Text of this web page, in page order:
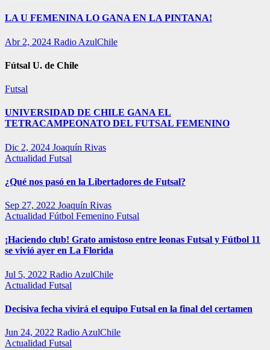
LA U FEMENINA LO GANA EN LA PINTANA!
Abr 2, 2024 Radio AzulChile
Fútsal U. de Chile
Futsal
UNIVERSIDAD DE CHILE GANA EL
TETRACAMPEONATO DEL FUTSAL FEMENINO
Dic 2, 2024 Joaquín Rivas
Actualidad Futsal
¿Qué nos pasó en la Libertadores de Futsal?
Sep 27, 2022 Joaquín Rivas
Actualidad Fútbol Femenino Futsal
¡Haciendo club! Grato amistoso entre leonas Futsal y Fútbol 11
se vivió ayer en La Florida
Jul 5, 2022 Radio AzulChile
Actualidad Futsal
Decisiva fecha vivirá el equipo Futsal en la final del certamen
Jun 24, 2022 Radio AzulChile
Actualidad Futsal